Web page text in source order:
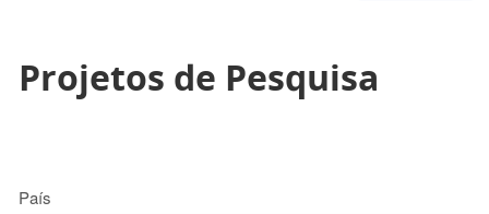
Projetos de Pesquisa
País